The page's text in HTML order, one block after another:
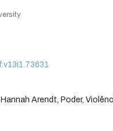
Arendt, Poder,